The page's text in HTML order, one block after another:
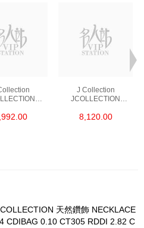
CT18KW
J Collection
JCOLLECTION
W/DIAMOND 7
8,120.00
天然鑽飾 NECKLACE
CDIBAG 0.10 CT305 RDDI 2.82 C